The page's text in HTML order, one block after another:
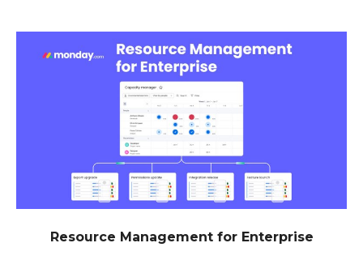
Resource Management for Enterprise